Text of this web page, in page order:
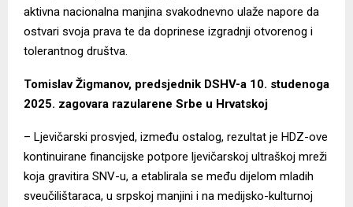
aktivna nacionalna manjina svakodnevno ulaže napore da
ostvari svoja prava te da doprinese izgradnji otvorenog i
tolerantnog društva.
Tomislav Žigmanov, predsjednik DSHV-a 10. studenoga
2025. zagovara razularene Srbe u Hrvatskoj
– Ljevičarski prosvjed, između ostalog, rezultat je HDZ-ove
kontinuirane financijske potpore ljevičarskoj ultraškoj mreži
koja gravitira SNV-u, a etablirala se među dijelom mladih
sveučilištaraca, u srpskoj manjini i na medijsko-kulturnoj